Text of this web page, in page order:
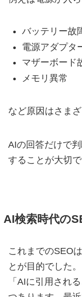
バッテリー故
電源アダプタ
マザーボード
メモリ異常
など原因はさまざ
AIの回答だけで
することが大切で
AI検索時代の
これまでのSEO
とが目的でした
「AIに引用され